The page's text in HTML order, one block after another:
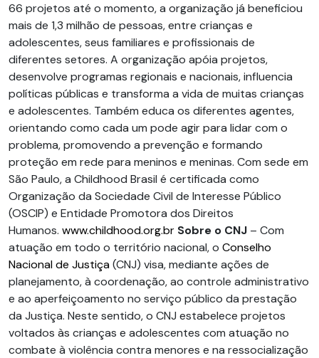
66 projetos até o momento, a organização já beneficiou
mais de 1,3 milhão de pessoas, entre crianças e
adolescentes, seus familiares e profissionais de
diferentes setores. A organização apóia projetos,
desenvolve programas regionais e nacionais, influencia
políticas públicas e transforma a vida de muitas crianças
e adolescentes. Também educa os diferentes agentes,
orientando como cada um pode agir para lidar com o
problema, promovendo a prevenção e formando
proteção em rede para meninos e meninas. Com sede em
São Paulo, a Childhood Brasil é certificada como
Organização da Sociedade Civil de Interesse Público
(OSCIP) e Entidade Promotora dos Direitos
Humanos. www.childhood.org.br Sobre o CNJ – Com
atuação em todo o território nacional, o Conselho
Nacional de Justiça(CNJ) visa, mediante ações de
planejamento, à coordenação, ao controle administrativo
e ao aperfeiçoamento no serviço público da prestação
da Justiça. Neste sentido, o CNJ estabelece projetos
voltados às crianças e adolescentes com atuação no
combate à violência contra menores e na ressocialização